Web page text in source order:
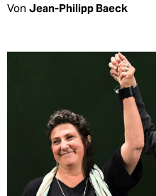
Von Jean-Philipp Baeck